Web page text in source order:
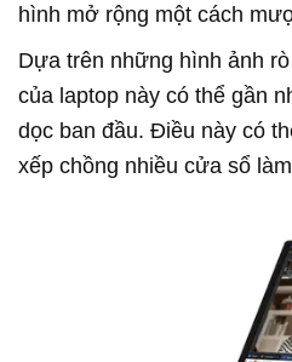
hình mở rộng một cách
Dựa trên những hình ảnh
của laptop này có thể gần
dọc ban đầu. Điều này có
xếp chồng nhiều cửa sổ